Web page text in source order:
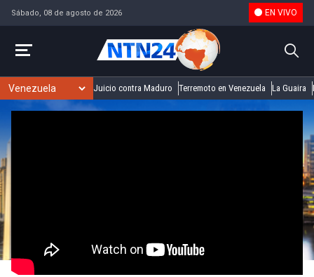
Sábado, 08 de agosto de 2026 EN VIVO
Juicio contra Maduro Terremoto en Venezuela La Guaira